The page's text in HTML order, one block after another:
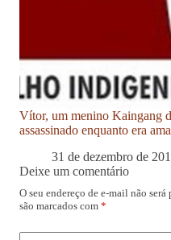
Vítor, um menino Kaingang
assassinado enquanto era
31 de dezembro de
Deixe um comentário
O seu endereço de e-mail não será
são marcados com *